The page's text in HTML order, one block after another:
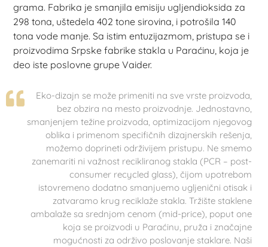
grama. Fabrika je smanjila emisiju ugljendioksida za
298 tona, uštedela 402 tone sirovina, i potrošila 140
tona vode manje. Sa istim entuzijazmom, pristupa se i
proizvodima Srpske fabrike stakla u Paraćinu, koja je
deo iste poslovne grupe Vaider.
Eko-dizajn se može primeniti na sve vrste proizvoda,
bez obzira na mesto proizvodnje. Jednostavno,
smanjenjem težine proizvoda, optimizacijom njegovog
oblika i primenom specifičnih dizajnerskih rešenja,
možemo doprineti održivijem pristupu. Ne smemo
zanemariti ni važnost recikliranog stakla (PCR – post-
consumer recycled glass), čijom upotrebom
istovremeno dodatno smanjuemo ugljenični otisak i
zatvaramo krug reciklaže stakla. Tržište staklene
ambalaže sa srednjom cenom (mid-price), poput one
koja se proizvodi u Paraćinu, pruža i značajne
mogućnosti za održivo poslovanje staklare. Naši